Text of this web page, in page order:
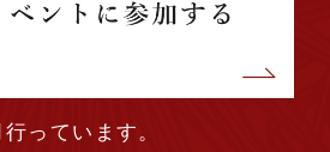
っています。